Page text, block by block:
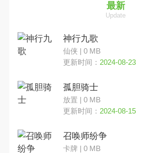
魔幻
其他
西游
角色扮演
最新
Update
神行九歌
仙侠 | 0 MB
更新时间： 2024-08-23
孤胆骑士
放置 | 0 MB
更新时间： 2024-08-15
召唤师纷争
卡牌 | 0 MB